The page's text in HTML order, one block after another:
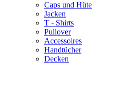
Caps und Hüte
Jacken
T - Shirts
Pullover
Accessoires
Handtücher
Decken